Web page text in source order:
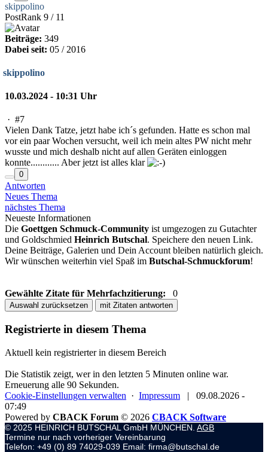
skippolino
PostRank 9 / 11
Beiträge: 349
Dabei seit: 05 / 2016
skippolino
10.03.2024 - 10:31 Uhr
· #7
Vielen Dank Tatze, jetzt habe ich´s gefunden. Hatte es schon mal
vor ein paar Wochen versucht, weil ich mein altes PW nicht mehr
wusste und mich deshalb nicht auf allen Geräten einloggen
konnte............ Aber jetzt ist alles klar
0
Antworten
Neues Thema
nächstes Thema
Neueste Informationen
Die Goettgen Schmuck-Community ist umgezogen zu Gutachter
und Goldschmied Heinrich Butschal. Speichere den neuen Link.
Deine Beiträge, Galerien und Dein Account bleiben natürlich gleich.
Wir wünschen weiterhin viel Spaß im Butschal-Schmuckforum!
Gewählte Zitate für Mehrfachzitierung: 0
Auswahl zurücksetzen mit Zitaten antworten
Registrierte in diesem Thema
Aktuell kein registrierter in diesem Bereich
Die Statistik zeigt, wer in den letzten 5 Minuten online war.
Erneuerung alle 90 Sekunden.
Cookie-Einstellungen verwalten · Impressum |
09.08.2026 -
07:49
Powered by CBACK Forum © 2026 CBACK Software
© 2025 HEINRICH BUTSCHAL GmbH MÜNCHEN. AGB
Termine nur nach vorheriger Vereinbarung
Telefon: +49 (0) 89 74029-039 Email: firma@butschal.de